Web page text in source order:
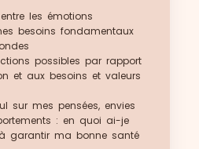
les émotions
besoins fondamentaux
possibles par rapport
et aux besoins et valeurs
sur mes pensées, envies
: en quoi ai-je
garantir ma bonne santé